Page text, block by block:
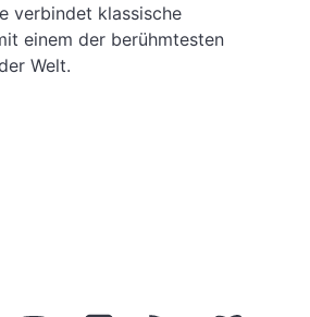
verbindet klassische
einem der berühmtesten
Welt.